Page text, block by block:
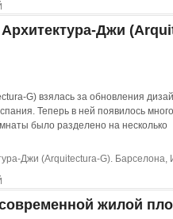
Джи
G) взялась за обновления
Теперь в ней появилось
было разделено на несколько
жилой